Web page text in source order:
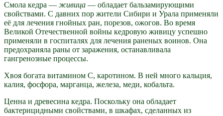
Смола кедра — живица — обладает бальзамирующими
свойствами. С давних пор жители Сибири и Урала применяли
её для лечения гнойных ран, порезов, ожогов. Во время
Великой Отечественной войны кедровую живицу успешно
применяли в госпиталях для лечения раненых воинов. Она
предохраняла раны от заражения, останавливала
гангренозные процессы.
Хвоя богата витамином С, каротином. В ней много кальция,
калия, фосфора, марганца, железа, меди, кобальта.
Ценна и древесина кедра. Поскольку она обладает
бактерицидными свойствами, в шкафах, сделанных из